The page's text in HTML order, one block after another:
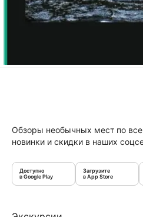
Обзоры необычных мест по
новинки и скидки в наших
Доступно
в Google Play
Загрузите
в App Store